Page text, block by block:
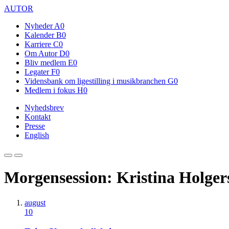
AUTOR
Nyheder A0
Kalender B0
Karriere C0
Om Autor D0
Bliv medlem E0
Legater F0
Vidensbank om ligestilling i musikbranchen G0
Medlem i fokus H0
Nyhedsbrev
Kontakt
Presse
English
Morgensession: Kristina
august
10